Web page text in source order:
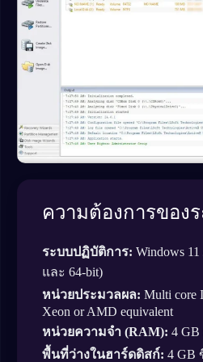
ความต้องการของ
ระบบปฏิบัติการ: Windows
และ 64-bit)
หน่วยประมวลผล: Multi core
Xeon or AMD equivalent
หน่วยความจำ (RAM): 4
พื้นที่ว่างในฮาร์ดดิสก์: 4 GB